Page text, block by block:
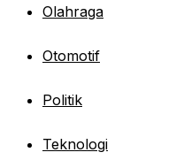
Olahraga
Otomotif
Politik
Teknologi